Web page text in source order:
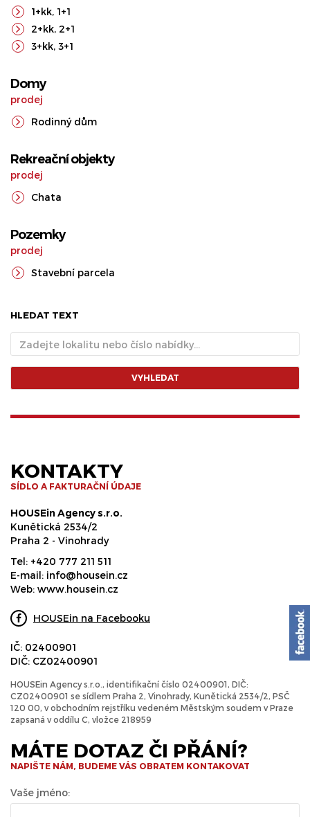
1+kk, 1+1
2+kk, 2+1
3+kk, 3+1
Domy
prodej
Rodinný dům
Rekreační objekty
prodej
Chata
Pozemky
prodej
Stavební parcela
HLEDAT TEXT
VYHLEDAT
KONTAKTY
SÍDLO A FAKTURAČNÍ ÚDAJE
HOUSEin Agency s.r.o.
Kunětická 2534/2
Praha 2 - Vinohrady
Tel: +420 777 211 511
E-mail: info@housein.cz
Web: www.housein.cz
HOUSEin na Facebooku
IČ: 02400901
DIČ: CZ02400901
HOUSEin Agency s.r.o., identifikační číslo 02400901, DIČ:
CZ02400901 se sídlem Praha 2, Vinohrady, Kunětická 2534/2, PSČ
120 00, v obchodním rejstříku vedeném Městským soudem v Praze
zapsaná v oddílu C, vložce 218959
MÁTE DOTAZ ČI PŘÁNÍ?
NAPIŠTE NÁM, BUDEME VÁS OBRATEM KONTAKOVAT
Vaše jméno: